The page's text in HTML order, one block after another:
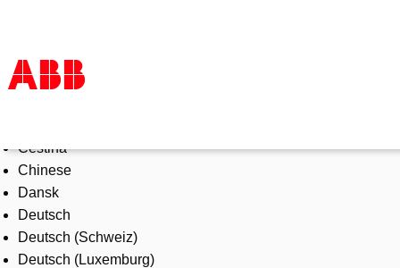
Products & Solutions
Industries
Services
About us
Where to buy
Contact us
Čeština
Chinese
Dansk
Deutsch
Deutsch (Schweiz)
Deutsch (Luxemburg)